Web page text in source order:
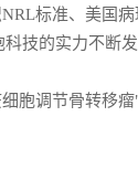
标准、美国
技的实力不断
胞调节骨转移